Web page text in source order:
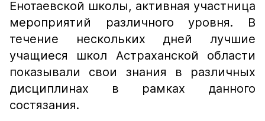
Енотаевской школы, активная участница
мероприятий различного уровня. В
течение нескольких дней лучшие
учащиеся школ Астраханской области
показывали свои знания в различных
дисциплинах в рамках данного
состязания.